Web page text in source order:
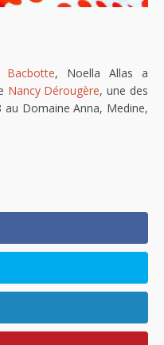
Bacbotte, Noella Allas a
Nancy Dérougère, une des
au Domaine Anna, Medine,